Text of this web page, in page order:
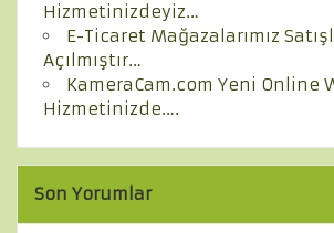
Hizmetinizdeyiz…
E-Ticaret Mağazalarımız
Açılmıştır…
KameraCam.com Yeni Online
Hizmetinizde….
Son Yorumlar